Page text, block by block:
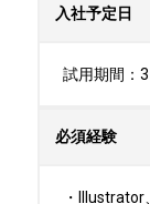
入社予定日
試用期間：3
必須経験
・Illustrator